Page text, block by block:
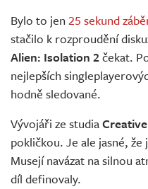
Živě
Bylo to jen 25 sekund
stačilo k rozproudění
Alien: Isolation 2čekat.
nejlepších
hodně sledované.
Vývojáři ze studia
pokličkou. Je ale jasné,
Musejí navázat na silnou
díl definovaly.